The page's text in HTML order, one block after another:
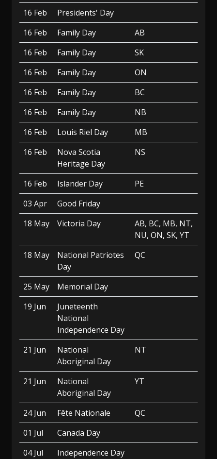
16 Feb
Presidents' Day
16 Feb
Family Day
AB
16 Feb
Family Day
SK
16 Feb
Family Day
ON
16 Feb
Family Day
BC
16 Feb
Family Day
NB
16 Feb
Louis Riel Day
MB
16 Feb
Nova Scotia
Heritage Day
NS
16 Feb Islander Day
PE
03 Apr
Good Friday
18 May
Victoria Day
AB, BC, MB, NT,
NU, ON, SK, YT
18 May
National Patriotes
Day
QC
25 May
Memorial Day
19 Jun
Juneteenth
National
Independence Day
21 Jun
National
Aboriginal Day
NT
21 Jun
National
Aboriginal Day
YT
24 Jun Fête Nationale
QC
01 Jul
Canada Day
04 Jul
Independence Day